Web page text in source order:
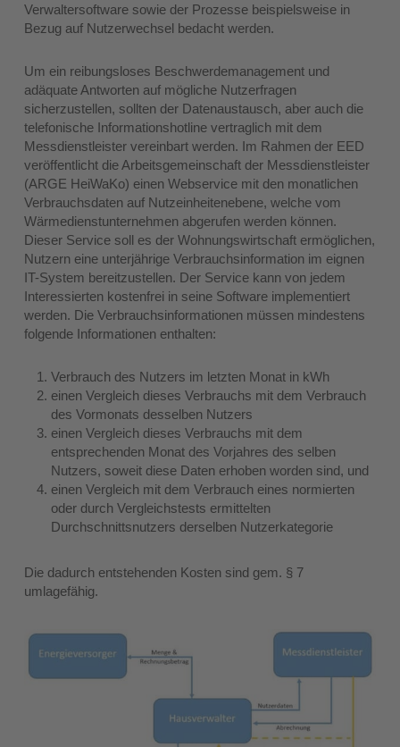
Verwaltersoftware sowie der Prozesse beispielsweise in
Bezug auf Nutzerwechsel bedacht werden.
Um ein reibungsloses Beschwerdemanagement und
adäquate Antworten auf mögliche Nutzerfragen
sicherzustellen, sollten der Datenaustausch, aber auch die
telefonische Informationshotline vertraglich mit dem
Messdienstleister vereinbart werden. Im Rahmen der EED
veröffentlicht die Arbeitsgemeinschaft der Messdienstleister
(ARGE HeiWaKo) einen Webservice mit den monatlichen
Verbrauchsdaten auf Nutzeinheitenebene, welche vom
Wärmedienstunternehmen abgerufen werden können.
Dieser Service soll es der Wohnungswirtschaft ermöglichen,
Nutzern eine unterjährige Verbrauchsinformation im eignen
IT-System bereitzustellen. Der Service kann von jedem
Interessierten kostenfrei in seine Software implementiert
werden. Die Verbrauchsinformationen müssen mindestens
folgende Informationen enthalten:
Verbrauch des Nutzers im letzten Monat in kWh
einen Vergleich dieses Verbrauchs mit dem Verbrauch
des Vormonats desselben Nutzers
einen Vergleich dieses Verbrauchs mit dem
entsprechenden Monat des Vorjahres des selben
Nutzers, soweit diese Daten erhoben worden sind, und
einen Vergleich mit dem Verbrauch eines normierten
oder durch Vergleichstests ermittelten
Durchschnittsnutzers derselben Nutzerkategorie
Die dadurch entstehenden Kosten sind gem. § 7
umlagefähig.